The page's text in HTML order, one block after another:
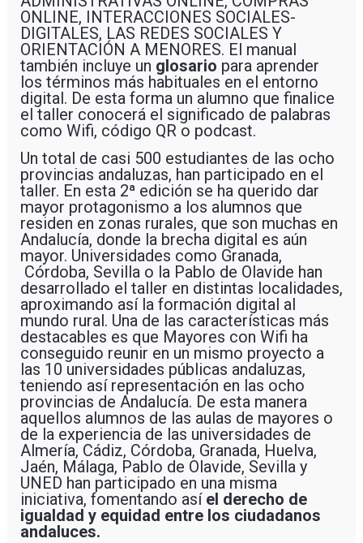
ONLINE, INTERACCIONES SOCIALES-
DIGITALES, LAS REDES SOCIALES Y
ORIENTACIÓN A MENORES. El manual
también incluye un glosario para aprender
los términos más habituales en el entorno
digital. De esta forma un alumno que finalice
el taller conocerá el significado de palabras
como Wifi, código QR o podcast.
Un total de casi 500 estudiantes de las ocho
provincias andaluzas, han participado en el
taller. En esta 2ª edición se ha querido dar
mayor protagonismo a los alumnos que
residen en zonas rurales, que son muchas en
Andalucía, donde la brecha digital es aún
mayor. Universidades como Granada,
Córdoba, Sevilla o la Pablo de Olavide han
desarrollado el taller en distintas localidades,
aproximando así la formación digital al
mundo rural. Una de las características más
destacables es que Mayores con Wifi ha
conseguido reunir en un mismo proyecto a
las 10 universidades públicas andaluzas,
teniendo así representación en las ocho
provincias de Andalucía. De esta manera
aquellos alumnos de las aulas de mayores o
de la experiencia de las universidades de
Almería, Cádiz, Córdoba, Granada, Huelva,
Jaén, Málaga, Pablo de Olavide, Sevilla y
UNED han participado en una misma
iniciativa, fomentando así el derecho de
igualdad y equidad entre los ciudadanos
andaluces.